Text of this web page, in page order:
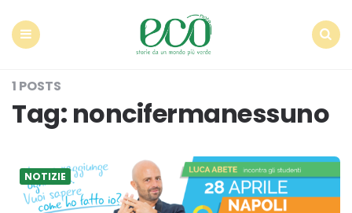
1 POSTS
Tag: noncifermanessuno
NOTIZIE